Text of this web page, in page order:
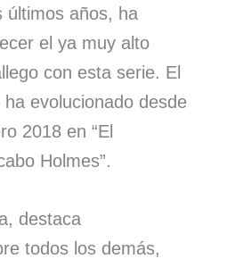
últimos años, ha
el ya muy alto
con esta serie. El
evolucionado desde
2018 en “El
Holmes”.
destaca
todos los demás,